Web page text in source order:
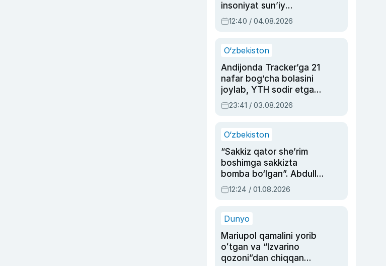
insoniyat sun’iy
intellektni boshqara
olmay qolishidan xavotir
12:40 / 04.08.2026
O‘zbekiston
Andijonda Tracker’ga 21
nafar bog‘cha bolasini
joylab, YTH sodir etgan
ayolga sud hukmi o‘qildi
23:41 / 03.08.2026
O‘zbekiston
“Sakkiz qator she’rim
boshimga sakkizta
bomba bo‘lgan”. Abdulla
Oripovni siyosiy
ayblovlardan asrab
12:24 / 01.08.2026
Dunyo
Mariupol qamalini yorib
oʻtgan va “Izvarino
qozoni”dan chiqqan